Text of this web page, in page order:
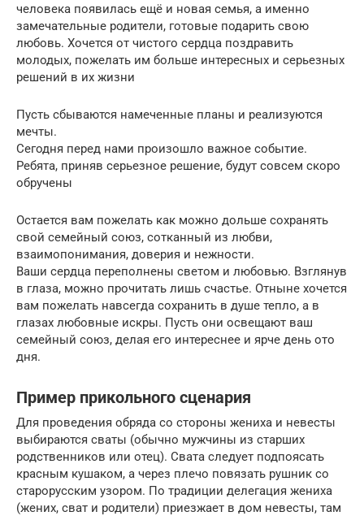
человека появилась ещё и новая семья, а именно
замечательные родители, готовые подарить свою
любовь. Хочется от чистого сердца поздравить
молодых, пожелать им больше интересных и серьезных
решений в их жизни
Пусть сбываются намеченные планы и реализуются
мечты.
Сегодня перед нами произошло важное событие.
Ребята, приняв серьезное решение, будут совсем скоро
обручены
Остается вам пожелать как можно дольше сохранять
свой семейный союз, сотканный из любви,
взаимопонимания, доверия и нежности.
Ваши сердца переполнены светом и любовью. Взглянув
в глаза, можно прочитать лишь счастье. Отныне хочется
вам пожелать навсегда сохранить в душе тепло, а в
глазах любовные искры. Пусть они освещают ваш
семейный союз, делая его интереснее и ярче день ото
дня.
Пример прикольного сценария
Для проведения обряда со стороны жениха и невесты
выбираются сваты (обычно мужчины из старших
родственников или отец). Свата следует подпоясать
красным кушаком, а через плечо повязать рушник со
старорусским узором. По традиции делегация жениха
(жених, сват и родители) приезжает в дом невесты, там